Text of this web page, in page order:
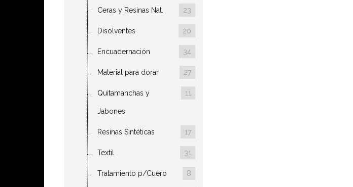
Ceras y Resinas Nat. 23
Disolventes 20
Encuadernación 34
Material para dorar 27
Quitamanchas y
Jabones
11
Resinas Sintéticas 17
Textil 31
Tratamiento p/Cuero 8